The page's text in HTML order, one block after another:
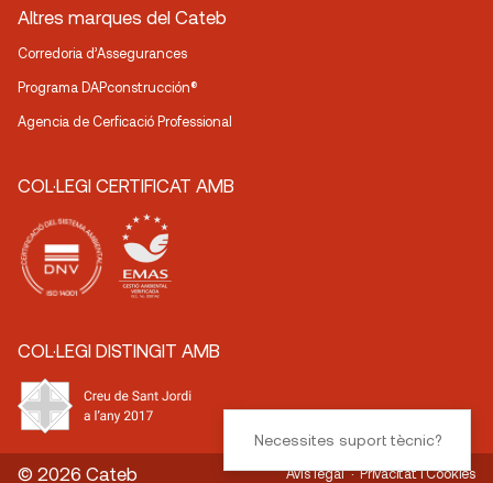
Altres marques del Cateb
Corredoria d’Assegurances
Programa DAPconstrucción®
Agencia de Cerficació Professional
COL·LEGI CERTIFICAT AMB
COL·LEGI DISTINGIT AMB
© 2026 Cateb Avís legal Privacitat i Cookies
Necessites suport tècnic?